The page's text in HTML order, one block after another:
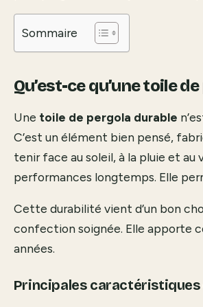
Sommaire
Qu’est-ce qu’une toile
Une toile de pergola durable
C’est un élément bien pensé,
tenir face au soleil, à la pluie et
performances longtemps. Elle
Cette durabilité vient d’un bon
confection soignée. Elle apporte
années.
Principales caractéristiques